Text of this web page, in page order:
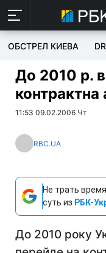
ОБСТРЕЛ КИЕВА
До 2010 р. в
контрактна
11:53 09.02.2006 Чт
RBC.UA
Не трать
суть из РБК-
До 2010 року